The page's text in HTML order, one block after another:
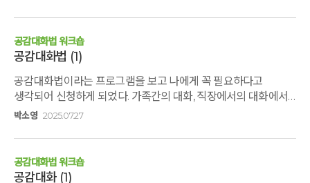
생각했습니다. 그러나 이번 워크숍을 통해 그 동안 내가 했던
공감들은 진정한 것이 아니였다는 것을 알게 되었습니다. 이유는
비폭력대화법의 원리를 따라가며 적용해보니 그 동안 스스로의
느낌이나 욕구에 대한 돌봄이 없었다는 것을 알게 되었기
때문입니다. 진정한 공감이 이루어지기 위해서는 먼저 내 자신의
내면을 잘 관찰할 수 있어야 함을 알게 되었습니다. 그 과정을 통해
필요한 것을 부탁할 수 있어야 함도 알게 되었습니다. 처음엔
생각했지만 워크숍이 진행될수록 좀 더 많은 공부를 해 보고 싶은
생각이 들었습니다. 하반기에 계획하고 계신다는 2단계, 3단계
워크숍에도 꼭 참여하고 싶습니다. 이번 워크숍 중 만날 수 있었던
공감대화법 워크숍
공감대화법 (1)
공감대화법이라는 프로그램을 보고 나에게 꼭 필요하다고
생각되어 신청하게 되었다. 가족간의 대화, 직장에서의 대화에서
고민과 상처가 있었기에 조금이라도 소통에 도움이
공감대화법에 대한 기본 개념을 파악하는 시간이었고 기회가
된다면 2단계, 3단계 워크샵에 참여해면서 자칼대화법을
기린대화법으로 바꾸고 싶다.
박소영 2025.07.27
공감대화법 워크숍
공감대화 (1)